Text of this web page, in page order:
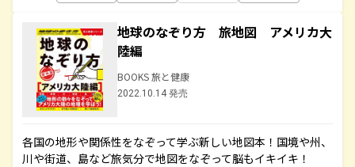
地球のなぞり方 旅地図 アメリカ大
陸編
BOOKS 旅と健康
2022.10.14 発売
各国の地形や関係性をなぞって学ぶ新しい地図本！国境や州、
川や街道、島など旅気分で地図をなぞって脳もイキイキ！